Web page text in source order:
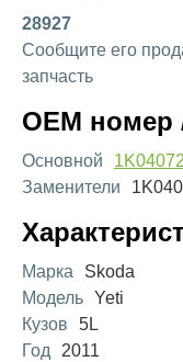
28927
Сообщите его
запчасть
OEM номер
Основной
Заменители
Марка
Skoda
Модель Yeti
Кузов
5L
Год
2011